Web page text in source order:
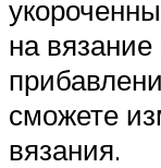
на
сможете
вязания.